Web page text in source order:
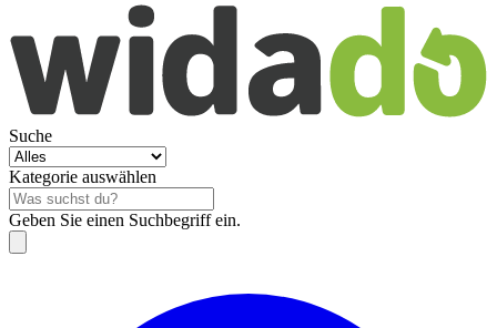
Suche
Kategorie auswählen
Geben Sie einen Suchbegriff ein.